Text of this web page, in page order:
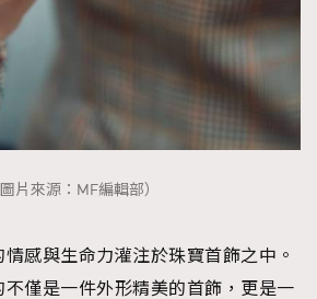
圖片來源：MF編輯部）
感與生命力灌注於珠寶首飾之中。
僅是一件外形精美的首飾，更是一